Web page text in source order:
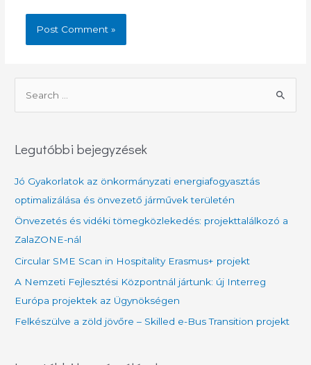
r
h
f
o
r
Legutóbbi bejegyzések
Jó Gyakorlatok az önkormányzati energiafogyasztás
optimalizálása és önvezető járművek területén
Önvezetés és vidéki tömegközlekedés: projekttalálkozó a
ZalaZONE-nál
Circular SME Scan in Hospitality Erasmus+ projekt
A Nemzeti Fejlesztési Központnál jártunk: új Interreg
Európa projektek az Ügynökségen
Felkészülve a zöld jövőre – Skilled e-Bus Transition projekt